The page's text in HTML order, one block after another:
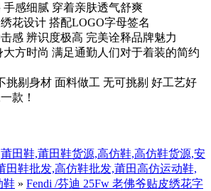
手感细腻 穿着亲肤透气舒爽
花设计 搭配LOGO字母签名
感 辨识度极高 完美诠释品牌魅力
方时尚 满足通勤人们对于着装的简约
挑剔身材 面料做工 无可挑剔 好工艺好
款！
莆田鞋,莆田鞋货源,高仿鞋,高仿鞋货源,安
田鞋批发,高仿鞋批发,莆田高仿运动鞋,
鞋 » Fendi /芬迪 25Fw 老佛爷贴皮绣花字